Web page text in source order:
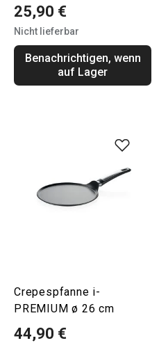
25,90 €
Nicht lieferbar
Benachrichtigen, wenn
auf Lager
Crepespfanne i-
PREMIUM ø 26 cm
44,90 €